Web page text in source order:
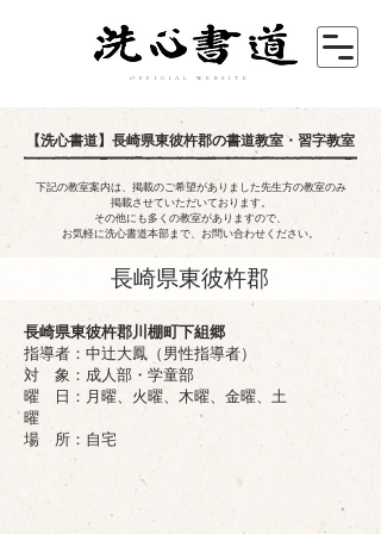
OFFICIAL WEBSITE
【洗心書道】 長崎県東彼杵郡の書道教室・習字教室
下記の教室案内は、掲載のご希望がありました先生方の教室のみ
掲載させていただいております。
その他にも多くの教室がありますので、
お気軽に洗心書道本部まで、お問い合わせください。
長崎県東彼杵郡
長崎県東彼杵郡川棚町下組郷
指導者：中辻大鳳（男性指導者）
対 象：成人部・学童部
​曜 日：月曜、火曜、木曜、金曜、土
曜
場 所：自宅